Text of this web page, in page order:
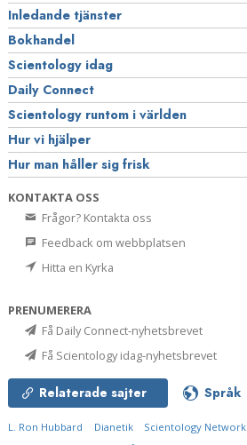
Inledande tjänster
Bokhandel
Scientology idag
Daily Connect
Scientology runtom i världen
Hur vi hjälper
Hur man håller sig frisk
KONTAKTA OSS
Frågor? Kontakta oss
Feedback om webbplatsen
Hitta en Kyrka
PRENUMERERA
Få Daily Connect-nyhetsbrevet
Få Scientology idag-nyhetsbrevet
Relaterade sajter Språk
L. Ron Hubbard Dianetik Scientology Network